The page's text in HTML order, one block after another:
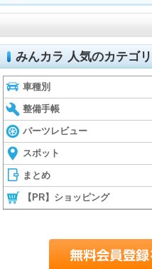
みんカラ 人気のカテゴリ
車種別
整備手帳
パーツレビュー
スポット
まとめ
【PR】ショッピング